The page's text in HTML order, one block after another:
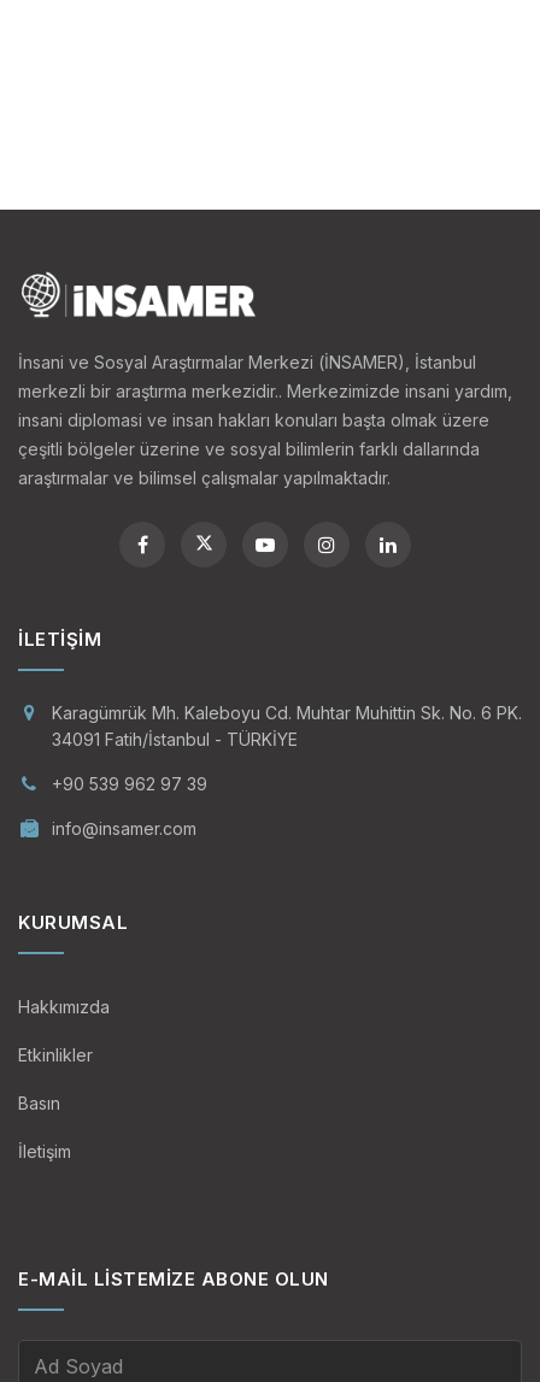
İnsani ve Sosyal Araştırmalar Merkezi (İNSAMER), İstanbul
merkezli bir araştırma merkezidir.. Merkezimizde insani yardım,
insani diplomasi ve insan hakları konuları başta olmak üzere
çeşitli bölgeler üzerine ve sosyal bilimlerin farklı dallarında
araştırmalar ve bilimsel çalışmalar yapılmaktadır.
İLETIŞIM
Karagümrük Mh. Kaleboyu Cd. Muhtar Muhittin Sk. No. 6 PK.
34091 Fatih/İstanbul - TÜRKİYE
+90 539 962 97 39
info@insamer.com
KURUMSAL
Hakkımızda
Etkinlikler
Basın
İletişim
E-MAIL LISTEMIZE ABONE OLUN